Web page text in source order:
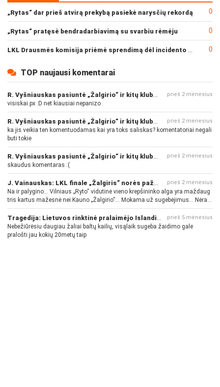
„Rytas“ dar prieš atvirą prekybą pasiekė narysčių rekordą 0
„Rytas“ pratęsė bendradarbiavimą su svarbiu rėmėju 0
0
TOP naujausi komentarai
prieš 2 mėnesius
visiskai px :D net kiausiai nepanizo
prieš 2 mėnesius
ka jis veikia ten komentuodamas kai yra toks saliskas? komentatoriai negali
buti tokie
prieš 2 mėnesius
skaudus komentaras :(
prieš 2 mėnesius
Na ir palygino... Vilniaus „Ryto“ vidutinė vieno krepšininko alga yra maždaug
tris kartus mažesnė nei Kauno „Žalgirio“... Mokama už sugebėjimus... Nėra
pinigų - nėra gerų žaidėjų...
prieš 5 mėnesius
Nebežiūrėsiu daugiau žaliai baltų kailių, visąlaik sugeba žaidimo gale
pralošti jau kokių 20metų taip